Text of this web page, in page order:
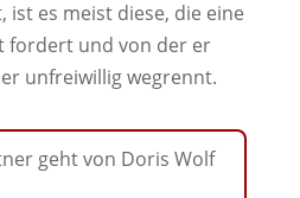
es meist diese, die eine
fordert und von der er
unfreiwillig wegrennt.